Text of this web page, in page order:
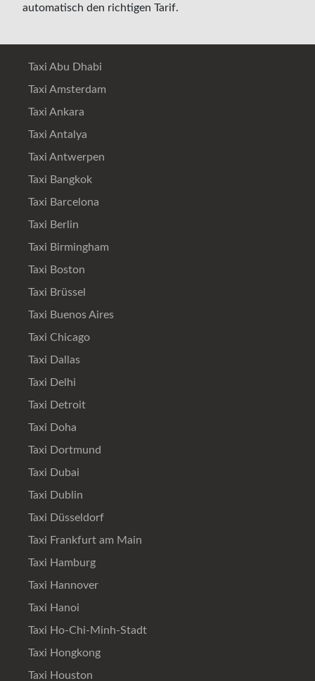
automatisch den richtigen Tarif.
Taxi Abu Dhabi
Taxi Amsterdam
Taxi Ankara
Taxi Antalya
Taxi Antwerpen
Taxi Bangkok
Taxi Barcelona
Taxi Berlin
Taxi Birmingham
Taxi Boston
Taxi Brüssel
Taxi Buenos Aires
Taxi Chicago
Taxi Dallas
Taxi Delhi
Taxi Detroit
Taxi Doha
Taxi Dortmund
Taxi Dubai
Taxi Dublin
Taxi Düsseldorf
Taxi Frankfurt am Main
Taxi Hamburg
Taxi Hannover
Taxi Hanoi
Taxi Ho-Chi-Minh-Stadt
Taxi Hongkong
Taxi Houston